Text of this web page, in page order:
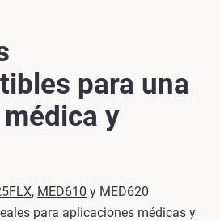
para una
y
, MED610 y MED620
para aplicaciones médicas y